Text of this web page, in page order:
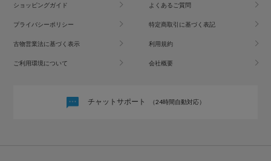
ショッピングガイド よくあるご質問
プライバシーポリシー 特定商取引に基づく表記
古物営業法に基づく表示 利用規約
ご利用環境について 会社概要
チャットサポート （24時間自動対応）